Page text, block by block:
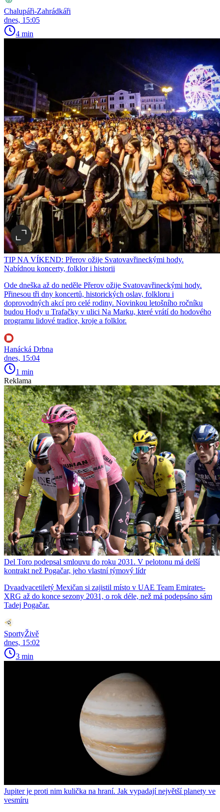
Chalupáři-Zahrádkáři
dnes, 15:05
4 min
TIP NA VÍKEND: Přerov ožije Svatovavřineckými hody.
Nabídnou koncerty, folklor i historii
Ode dneška až do neděle Přerov ožije Svatovavřineckými hody.
Přinesou tři dny koncertů, historických oslav, folkloru i
doprovodných akcí pro celé rodiny. Novinkou letošního ročníku
budou Hody u Trafačky v ulici Na Marku, které vrátí do hodového
programu lidové tradice, kroje a folklor.
Hanácká Drbna
dnes, 15:04
1 min
Reklama
Del Toro podepsal smlouvu do roku 2031. V pelotonu má delší
kontrakt než Pogačar, jeho vlastní týmový lídr
Dvaadvacetiletý Mexičan si zajistil místo v UAE Team Emirates-
XRG až do konce sezony 2031, o rok déle, než má podepsáno sám
Tadej Pogačar.
SportyŽivě
dnes, 15:02
3 min
Jupiter je proti nim kulička na hraní. Jak vypadají největší planety ve
vesmíru